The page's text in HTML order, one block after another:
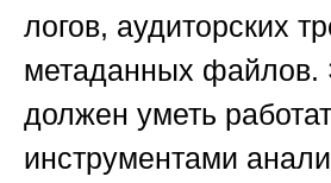
логов, аудиторских
метаданных файлов.
должен уметь
инструментами